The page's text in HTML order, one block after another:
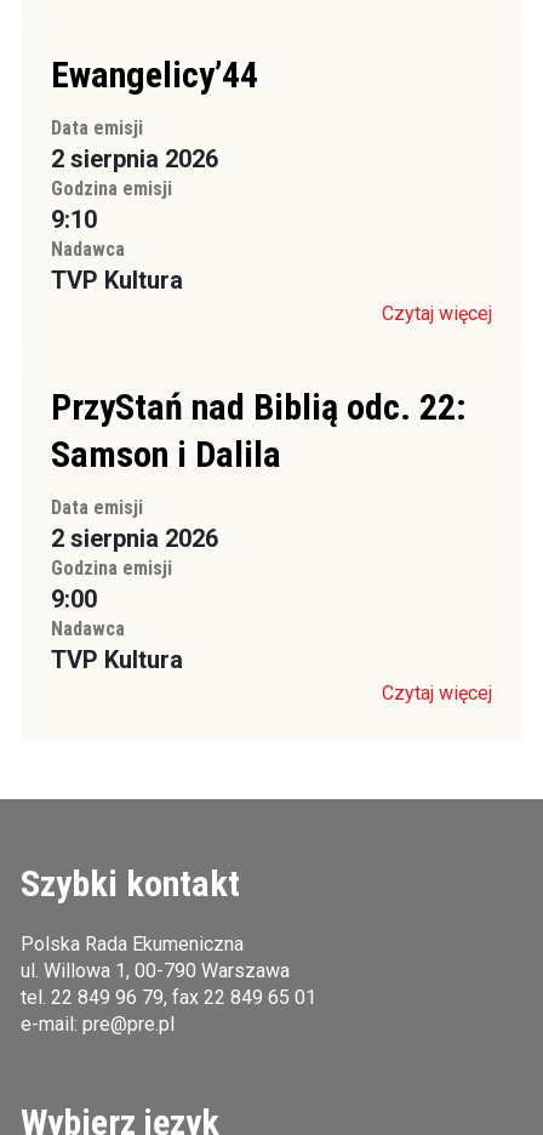
Ewangelicy’44
Data emisji
2 sierpnia 2026
Godzina emisji
9:10
Nadawca
TVP Kultura
Czytaj więcej
PrzyStań nad Biblią odc. 22:
Samson i Dalila
Data emisji
2 sierpnia 2026
Godzina emisji
9:00
Nadawca
TVP Kultura
Czytaj więcej
Szybki kontakt
Polska Rada Ekumeniczna
ul. Willowa 1, 00-790 Warszawa
tel. 22 849 96 79, fax 22 849 65 01
e-mail: pre@pre.pl
Wybierz język